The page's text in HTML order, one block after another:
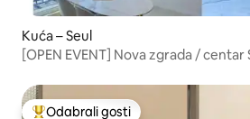
Kuća – Seul
[OPEN EVENT] Nova zgrada /
Jongno / Seongsu / Gangnam /
Odabrali gosti